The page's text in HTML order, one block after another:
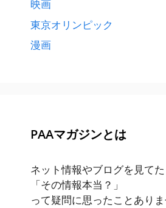
映画
東京オリンピック
漫画
PAAマガジンとは
ネット情報やブログを見てた
「その情報本当？」
って疑問に思ったことあり